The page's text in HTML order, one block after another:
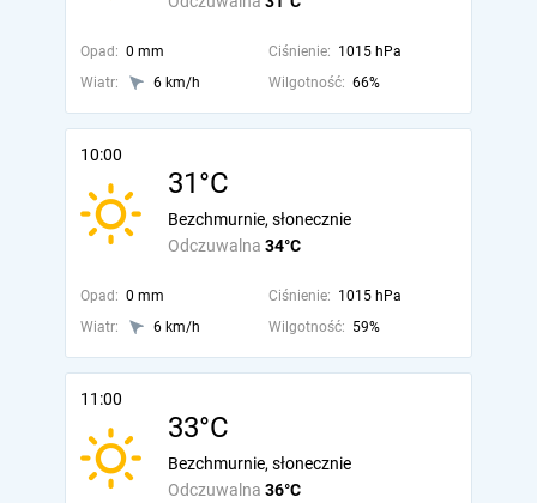
Opad: 0 mm Ciśnienie: 1015 hPa
Wiatr:
6 km/h Wilgotność: 66%
10:00
31°C
Odczuwalna 34°C
Bezchmurnie, słonecznie
Opad: 0 mm Ciśnienie: 1015 hPa
Wiatr:
6 km/h Wilgotność: 59%
11:00
33°C
Odczuwalna 36°C
Bezchmurnie, słonecznie